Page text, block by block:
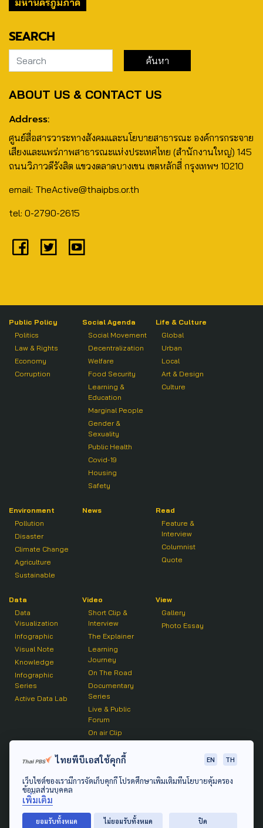
มหานครภูมิภาค
SEARCH
ABOUT US & CONTACT US
Address:
ศูนย์สื่อสารวาระทางสังคมและนโยบายสาธารณะ องค์การกระจาย
เสียงและแพร่ภาพสาธารณะแห่งประเทศไทย (สำนักงานใหญ่) 145
ถนนวิภาวดีรังสิต แขวงตลาดบางเขน เขตหลักสี่ กรุงเทพฯ 10210
email: TheActive@thaipbs.or.th
tel: 0-2790-2615
Public Policy
Politics
Law & Rights
Economy
Corruption
Social Agenda
Social Movement
Decentralization
Welfare
Food Security
Learning &
Education
Marginal People
Gender &
Sexuality
Public Health
Covid-19
Housing
Safety
Life & Culture
Global
Urban
Local
Art & Design
Culture
Environment
Pollution
Disaster
Climate Change
Agriculture
Sustainable
News
Read
Feature &
Interview
Columnist
Quote
Data
Data
Visualization
Infographic
Visual Note
Knowledge
Infographic
Series
Active Data Lab
Video
Short Clip &
Interview
The Explainer
Learning
Journey
On The Road
Documentary
Series
Live & Public
Forum
On air Clip
View
Gallery
Photo Essay
Podcast
Active Talk
© 2020 องค์การกระจายเสียงและแพร่ภาพสาธารณะแห่ง
ไทยพีบีเอสใช้คุกกี้ EN TH
เว็บไซต์ของเรามีการจัดเก็บคุกกี้ โปรดศึกษาเพิ่มเติมที่นโยบายคุ้มครอง
ข้อมูลส่วนบุคคล
เพิ่มเติม
ยอมรับทั้งหมด ไม่ยอมรับทั้งหมด ปิด